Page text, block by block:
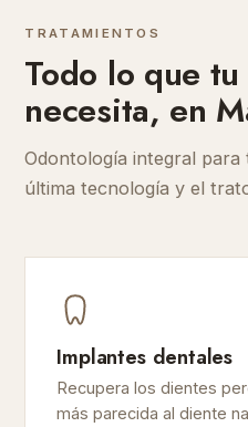
TRATAMIENTOS
Todo lo que
necesita, en
Odontología integral para
última tecnología y el
Implantes dentales
Recupera los dientes
más parecida al diente